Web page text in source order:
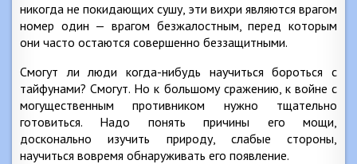
никогда не покидающих сушу, эти вихри являются врагом
номер один — врагом безжалостным, перед которым
они часто остаются совершенно беззащитными.
Смогут ли люди когда-нибудь научиться бороться с
тайфунами? Смогут. Но к большому сражению, к войне с
могущественным противником нужно тщательно
готовиться. Надо понять причины его мощи,
досконально изучить природу, слабые стороны,
научиться вовремя обнаруживать его появление.